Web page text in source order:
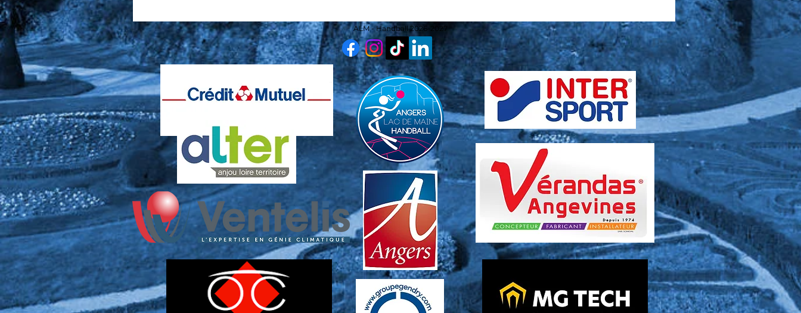
ALM - Handball 2026-2027